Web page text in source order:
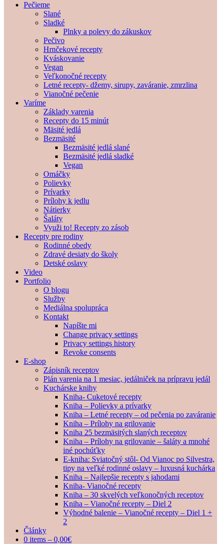
Pečieme
Slané
Sladké
Plnky a polevy do zákuskov
Pečivo
Hrnčekové recepty
Kváskovanie
Vegan
Veľkonočné recepty
Letné recepty- džemy, sirupy, zaváranie, zmrzlina
Vianočné pečenie
Varíme
Základy varenia
Recepty do 15 minút
Mäsité jedlá
Bezmäsité
Bezmäsité jedlá slané
Bezmäsité jedlá sladké
Vegan
Omáčky
Polievky
Prívarky
Prílohy k jedlu
Nátierky
Šaláty
Využi to! Recepty zo zásob
Recepty pre rodiny
Rodinné obedy
Zdravé desiaty do školy
Detské oslavy
Video
Portfolio
O blogu
Služby
Mediálna spolupráca
Kontakt
Napíšte mi
Change privacy settings
Privacy settings history
Revoke consents
E-shop
Zápisník receptov
Plán varenia na 1 mesiac, jedálniček na prípravu jedál
Kuchárske knihy
Kniha- Cuketové recepty
Kniha – Polievky a prívarky
Kniha – Letné recepty – od pečenia po zaváranie
Kniha – Prílohy na grilovanie
Kniha 25 bezmäsitých slaných receptov
Kniha – Prílohy na grilovanie – šaláty a mnohé
iné pochúťky
E-kniha: Sviatočný stôl- Od Vianoc po Silvestra,
tipy na veľké rodinné oslavy – luxusná kuchárka
Kniha – Najlepšie recepty s jahodami
Kniha- Vianočné recepty
Kniha – 30 skvelých veľkonočných receptov
Kniha – Vianočné recepty – Diel 2
Výhodné balenie – Vianočné recepty – Diel 1 +
2
Články
0 items – 0,00€